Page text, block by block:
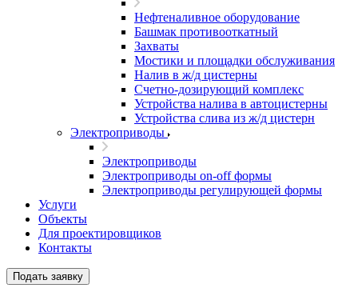
Нефтеналивное оборудование
Башмак противооткатный
Захваты
Мостики и площадки обслуживания
Налив в ж/д цистерны
Счетно-дозирующий комплекс
Устройства налива в автоцистерны
Устройства слива из ж/д цистерн
Электроприводы
Электроприводы
Электроприводы on-off формы
Электроприводы регулирующей формы
Услуги
Объекты
Для проектировщиков
Контакты
Подать заявку